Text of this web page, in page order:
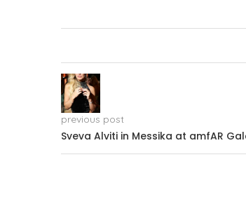
previous post
Sveva Alviti in Messika at amfAR